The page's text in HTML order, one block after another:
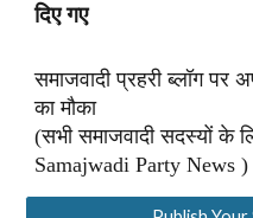
दिए गए
समाजवादी प्रहरी ब्लॉग पर
का मौका
(सभी समाजवादी सदस्यों के
Samajwadi Party News )